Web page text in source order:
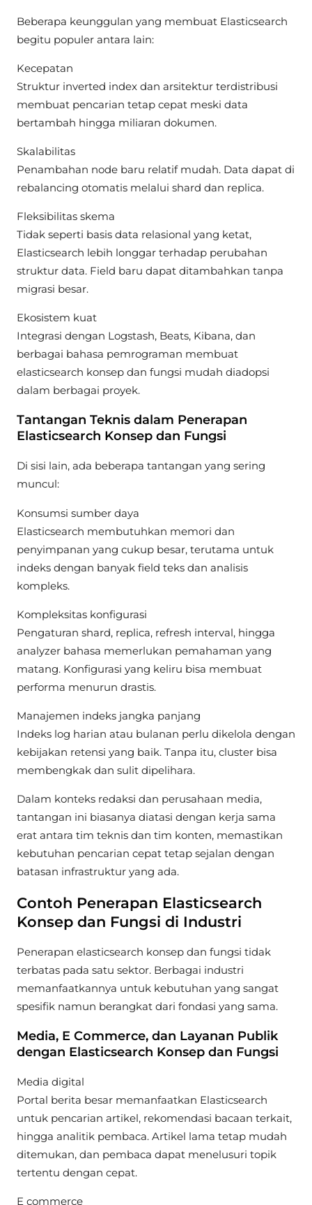
Beberapa keunggulan yang membuat Elasticsearch
begitu populer antara lain:
Kecepatan
Struktur inverted index dan arsitektur terdistribusi
membuat pencarian tetap cepat meski data
bertambah hingga miliaran dokumen.
Skalabilitas
Penambahan node baru relatif mudah. Data dapat di
rebalancing otomatis melalui shard dan replica.
Fleksibilitas skema
Tidak seperti basis data relasional yang ketat,
Elasticsearch lebih longgar terhadap perubahan
struktur data. Field baru dapat ditambahkan tanpa
migrasi besar.
Ekosistem kuat
Integrasi dengan Logstash, Beats, Kibana, dan
berbagai bahasa pemrograman membuat
elasticsearch konsep dan fungsi mudah diadopsi
dalam berbagai proyek.
Tantangan Teknis dalam Penerapan
Elasticsearch Konsep dan Fungsi
Di sisi lain, ada beberapa tantangan yang sering
muncul:
Konsumsi sumber daya
Elasticsearch membutuhkan memori dan
penyimpanan yang cukup besar, terutama untuk
indeks dengan banyak field teks dan analisis
kompleks.
Kompleksitas konfigurasi
Pengaturan shard, replica, refresh interval, hingga
analyzer bahasa memerlukan pemahaman yang
matang. Konfigurasi yang keliru bisa membuat
performa menurun drastis.
Manajemen indeks jangka panjang
Indeks log harian atau bulanan perlu dikelola dengan
kebijakan retensi yang baik. Tanpa itu, cluster bisa
membengkak dan sulit dipelihara.
Dalam konteks redaksi dan perusahaan media,
tantangan ini biasanya diatasi dengan kerja sama
erat antara tim teknis dan tim konten, memastikan
kebutuhan pencarian cepat tetap sejalan dengan
batasan infrastruktur yang ada.
Contoh Penerapan Elasticsearch
Konsep dan Fungsi di Industri
Penerapan elasticsearch konsep dan fungsi tidak
terbatas pada satu sektor. Berbagai industri
memanfaatkannya untuk kebutuhan yang sangat
spesifik namun berangkat dari fondasi yang sama.
Media, E Commerce, dan Layanan Publik
dengan Elasticsearch Konsep dan Fungsi
Media digital
Portal berita besar memanfaatkan Elasticsearch
untuk pencarian artikel, rekomendasi bacaan terkait,
hingga analitik pembaca. Artikel lama tetap mudah
ditemukan, dan pembaca dapat menelusuri topik
tertentu dengan cepat.
E commerce